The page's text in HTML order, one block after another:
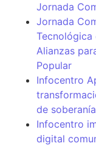
Jornada
Jornada
Tecnológica
Alianzas
Popular
Infocentro
de
Infocentro
digital